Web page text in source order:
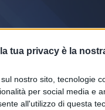
tua privacy è la
nostro sito, tecnologie
per social media e
all'utilizzo di questa